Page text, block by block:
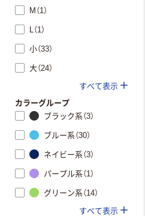
M（1）
L（1）
小（33）
大（24）
すべて表示
カラーグループ
ブラック系（3）
ブルー系（30）
ネイビー系（3）
パープル系（1）
グリーン系（14）
すべて表示